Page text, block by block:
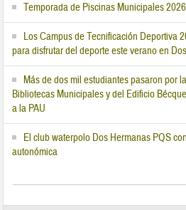
Temporada de Piscinas Municipales 2026
Los Campus de Tecnificación Deportiva
para disfrutar del deporte este verano en
Más de dos mil estudiantes pasaron por
Bibliotecas Municipales y del Edificio
a la PAU
El club waterpolo Dos Hermanas PQS
autonómica